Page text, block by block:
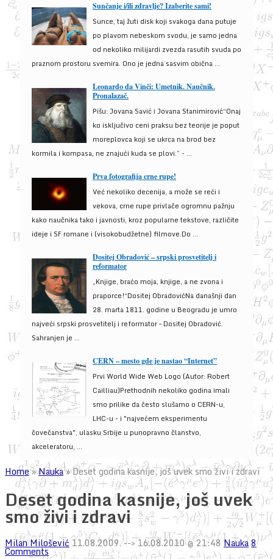
Sunčanje i/ili zdravlje? Izaberite sami!
Sunce, taj žuti disk koji svakoga dana putuje
po plavom nebeskom svodu, je samo jedna
od nekoliko milijardi zvezda rasutih svuda po
praznom prostoru svemira. Ono je jedna sasvim obična ...
Leonardo da Vinči: Umetnik. Naučnik.
Pronalazač.
Pišu: Jovana Savić i Jovana Stanimirović“Onaj
ko isključivo ceni praksu bez teorije je poput
moreplovca koji se ukrca na brod bez
kormila i kompasa, ne znajući kuda se plovi.” - ...
Prva fotografija crne rupe!
Već nekoliko decenija, a može se reći i
vekova, crne rupe privlače ogromnu pažnju
kako naučnika tako i javnosti, kroz popularne tekstove, različite
ideje i SF romane i (visokobudžetne) filmove.Do ...
Dositej Obradović – srpski prosvetitelj i
reformator
„Knjige, braćo moja, knjige, a ne zvona i
praporce!“Dositej ObradovićNa današnji dan
28. marta 1811. godine u Beogradu je umro
najveći srpski prosvetitelj i reformator – Dositej Obradović.
Sahranjen je ...
CERN – mesto gde je nastao “Internet”
Prvi World Wide Web Logo (Autor: Robert
Cailliau)Prethodnih nekoliko godina imali
smo prilike da često slušamo o CERN-u,
LHC-u - i "najvećem eksperimentu
čovečanstva", ulasku Srbije u punopravno članstvo,
akceleratoru, ...
Home»Nauka»Deset godina kasnije, još uvek smo živi i zdravi
Deset godina kasnije, još uvek
smo živi i zdravi
Milan Milošević 11.08.2009. --> 16.08.2010 @ 21:48 Nauka8
Comments